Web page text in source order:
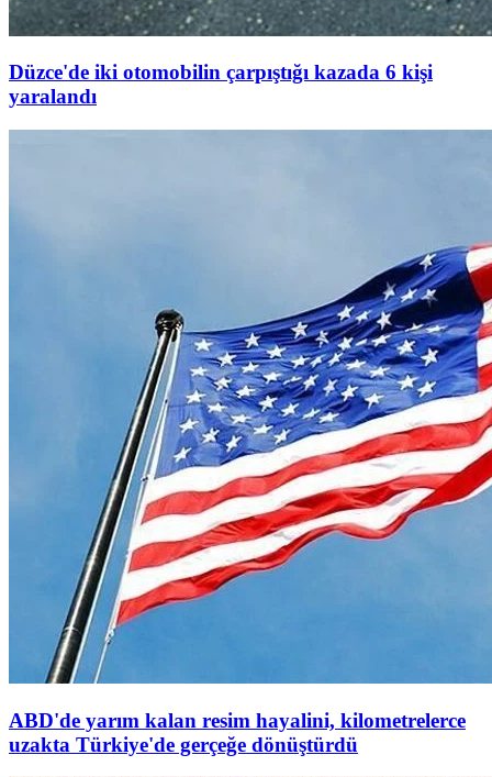
Düzce'de iki otomobilin çarpıştığı kazada 6 kişi
yaralandı
ABD'de yarım kalan resim hayalini, kilometrelerce
uzakta Türkiye'de gerçeğe dönüştürdü